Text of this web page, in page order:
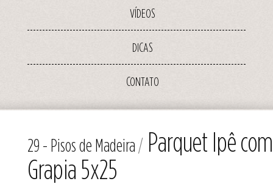
VÍDEOS
DICAS
CONTATO
29 - Pisos de Madeira / Parquet Ipê com
Grapia 5x25